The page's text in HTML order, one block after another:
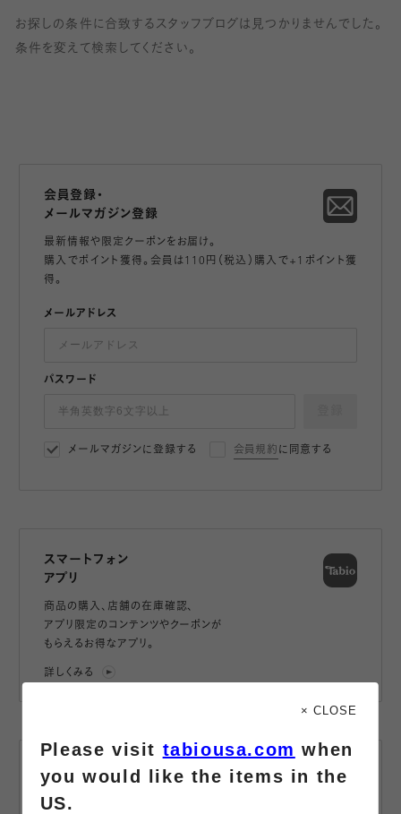
お探しの条件に合致するスタッフブログは見つかりませんでした。
条件を変えて検索してください。
会員登録・
メールマガジン登録
最新情報や限定クーポンをお届け。
購入でポイント獲得。会員は110円（税込）購入で+1ポイント獲
得。
メールアドレス
パスワード
メールマガジンに登録する 会員規約 に同意する
スマートフォン
アプリ
商品の購入、店舗の在庫確認、
アプリ限定のコンテンツやクーポンが
もらえるお得なアプリ。
詳しくみる
LINE公式
アカウント
× CLOSE
Please visit tabiousa.com when
you would like the items in the
US.